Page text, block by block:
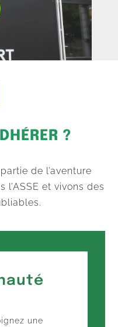
?
de l’aventure
l’ASSE et vivons des
une